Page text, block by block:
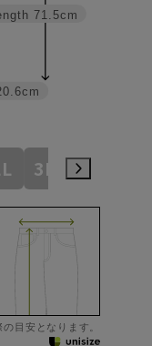
71.5cm
3L
目安となります。